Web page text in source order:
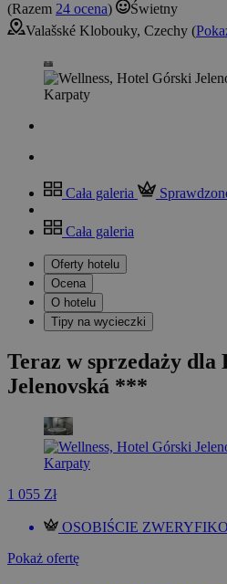
(Razem 24 ocena)
Świetny
Valašské Klobouky, Czechy (
Cała galeria
Cała galeria
Oferty hotelu
Ocena
O hotelu
Tipy na wycieczki
Teraz w sprzedaży dla
Jelenovská ***
1 055 Zł
OSOBIŚCIE
Pokaż ofertę